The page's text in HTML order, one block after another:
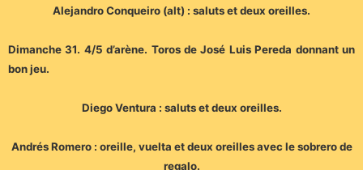
Alejandro Conqueiro (alt) : saluts et deux oreilles.
Dimanche 31. 4/5 d’arène. Toros de José Luis Pereda donnant un
bon jeu.
Diego Ventura : saluts et deux oreilles.
Andrés Romero : oreille, vuelta et deux oreilles avec le sobrero de
regalo.